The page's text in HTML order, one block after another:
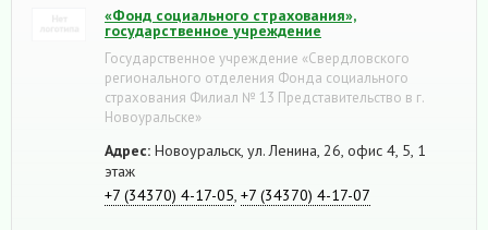
«Фонд социального страхования»,
государственное учреждение
Государственное учреждение «Свердловского
регионального отделения Фонда социального
страхования Филиал № 13 Представительство в г.
Новоуральске»
Адрес: Новоуральск, ул. Ленина, 26, офис 4, 5, 1
этаж
+7 (34370) 4-17-05 +7 (34370) 4-17-07